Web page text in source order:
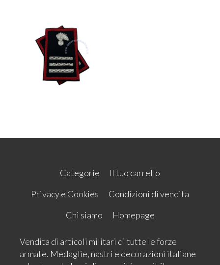
Categorie
Il tuo carrello
Privacy e Cookies
Condizioni di vendita
Chi siamo
Homepage
Vendita di articoli militari di tutte le forze
armate. Medaglie, nastri e decorazioni italiane